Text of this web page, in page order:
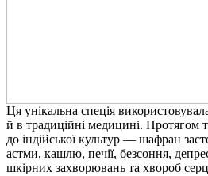
Ця унікальна спеція
й в традиційні медицині. Протягом
до індійської культур — шафран
астми, кашлю, печії, безсоння,
шкірних захворювань та хвороб